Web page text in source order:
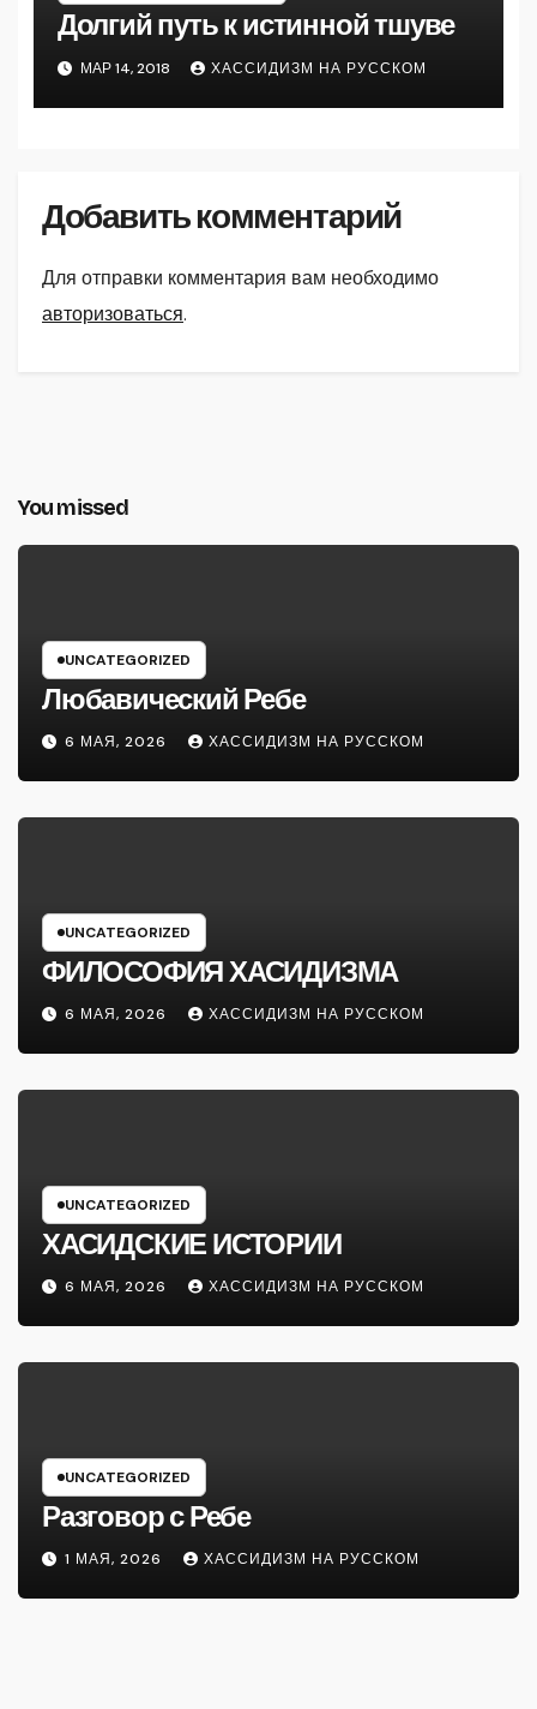
Долгий путь к истинной тшуве
МАР 14, 2018 ХАССИДИЗМ НА РУССКОМ
Добавить комментарий
Для отправки комментария вам необходимо
авторизоваться.
You missed
UNCATEGORIZED
Любавический Ребе
6 МАЯ, 2026 ХАССИДИЗМ НА РУССКОМ
UNCATEGORIZED
ФИЛОСОФИЯ ХАСИДИЗМА
6 МАЯ, 2026 ХАССИДИЗМ НА РУССКОМ
UNCATEGORIZED
ХАСИДСКИЕ ИСТОРИИ
6 МАЯ, 2026 ХАССИДИЗМ НА РУССКОМ
UNCATEGORIZED
Разговор с Ребе
1 МАЯ, 2026 ХАССИДИЗМ НА РУССКОМ